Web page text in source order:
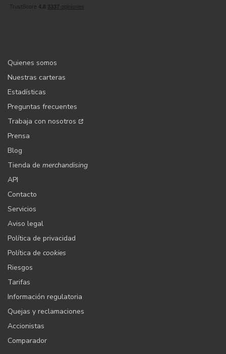
Quienes somos
Nuestras carteras
Estadísticas
Preguntas frecuentes
Trabaja con nosotros
Prensa
Blog
Tienda de merchandising
API
Contacto
Servicios
Aviso legal
Política de privacidad
Política de cookies
Riesgos
Tarifas
Información regulatoria
Quejas y reclamaciones
Accionistas
Comparador